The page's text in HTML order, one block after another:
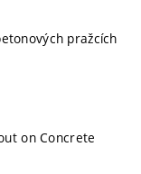
pražcích
on Concrete